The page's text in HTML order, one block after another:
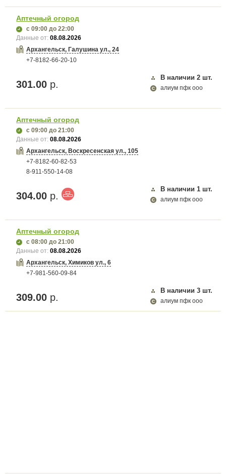
Карта загружается...
Аптечный огород
с 09:00 до 22:00
Данные от:08.08.2026
Архангельск, Галушина ул., 24
+7-8182-66-20-10
301.00 р.
В наличии 2 шт.
алиум пфк ооо
Аптечный огород
с 09:00 до 21:00
Данные от:08.08.2026
Архангельск, Воскресенская ул., 105
+7-8182-60-82-53
8-911-550-14-08
304.00 р.
В наличии 1 шт.
алиум пфк ооо
Аптечный огород
с 08:00 до 21:00
Данные от:08.08.2026
Архангельск, Химиков ул., 6
+7-981-560-09-84
309.00 р.
В наличии 3 шт.
алиум пфк ооо